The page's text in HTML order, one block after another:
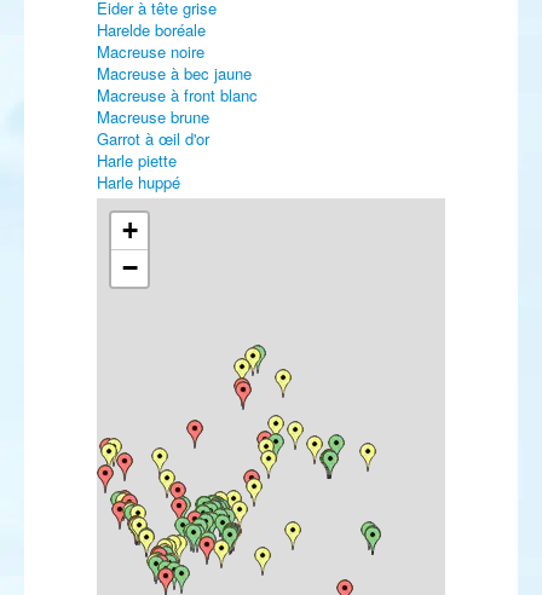
Eider à tête grise
Harelde boréale
Macreuse noire
Macreuse à bec jaune
Macreuse à front blanc
Macreuse brune
Garrot à œil d'or
Harle piette
Harle huppé
Harle bièvre
Érismature rousse
Érismature à tête blanche
Faisan vénéré
Plongeon catmarin
Plongeon à bec blanc
Plongeon du Pacifique
Grèbe jougris
Grèbe esclavon
Fulmar boréal
Puffin de Scopoli
Puffin cendré
Puffin majeur
Puffin fuligineux
Puffin des Anglais
+
−